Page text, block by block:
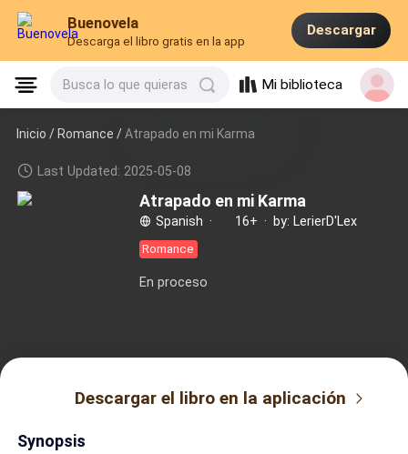
Buenovela
Descarga el libro gratis en la app
Descargar
Busca lo que quieras Mi biblioteca
Inicio /Romance /Atrapado en mi Karma
Last Updated: 2025-05-08
Atrapado en mi Karma
Spanish · 16+ · by: LerierD'Lex
Romance
En proceso
Descargar el libro en la aplicación
Synopsis